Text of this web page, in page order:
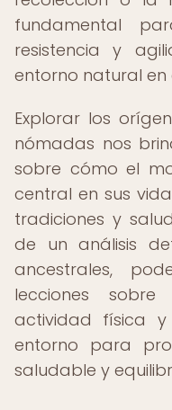
fundamental
resistencia y
entorno natural en
Explorar los
nómadas nos
sobre cómo el
central en sus
tradiciones y
de un análisis
ancestrales,
lecciones
actividad física y
entorno para
saludable y